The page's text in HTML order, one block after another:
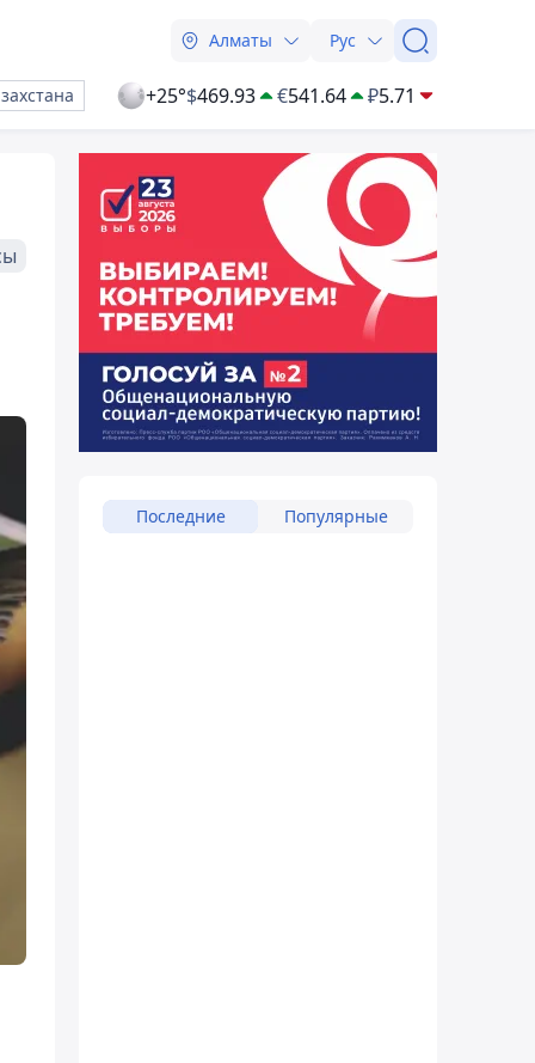
Алматы Рус
+25°$469.93 €541.64 ₽5.71
Последние Популярные